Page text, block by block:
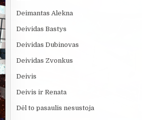
Deimantas Alekna
Deividas Bastys
Deividas Dubinovas
Deividas Zvonkus
Deivis
Deivis ir Renata
Dėl to pasaulis nesustoja